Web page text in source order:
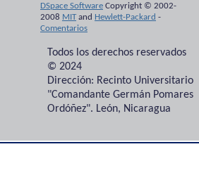
DSpace Software Copyright © 2002-
2008 MITand Hewlett-Packard -
Comentarios
Todos los derechos reservados
© 2024
Dirección: Recinto Universitario
"Comandante Germán Pomares
Ordóñez". León, Nicaragua